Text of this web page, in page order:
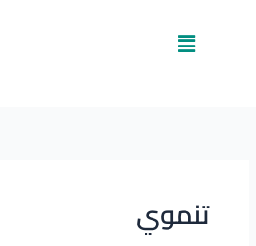
القائمة
تنموي